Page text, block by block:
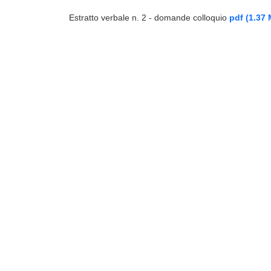
Estratto verbale n. 2 - domande colloquio pdf (1.37